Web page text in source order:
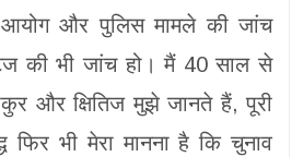
और पुलिस मामले की जांच
की भी जांच हो। मैं 40 साल से
और क्षितिज मुझे जानते हैं, पूरी
फिर भी मेरा मानना है कि चुनाव